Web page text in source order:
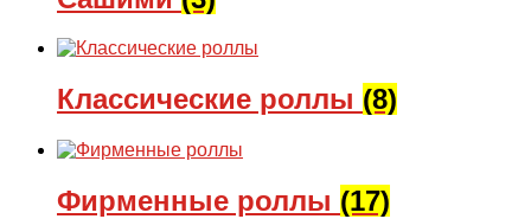
Классические роллы (8)
Фирменные роллы (17)